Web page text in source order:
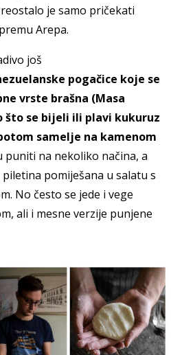
je samo pričekati
Arepa.
još
pogačice koje se
vrste brašna (Masa
što se bijeli ili plavi kukuruz
samelje na kamenom
puniti na nekoliko načina, a
pomiješana u salatu s
No često se jede i vege
ali i mesne verzije punjene